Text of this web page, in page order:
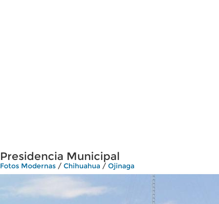
Presidencia Municipal
Fotos Modernas / Chihuahua / Ojinaga